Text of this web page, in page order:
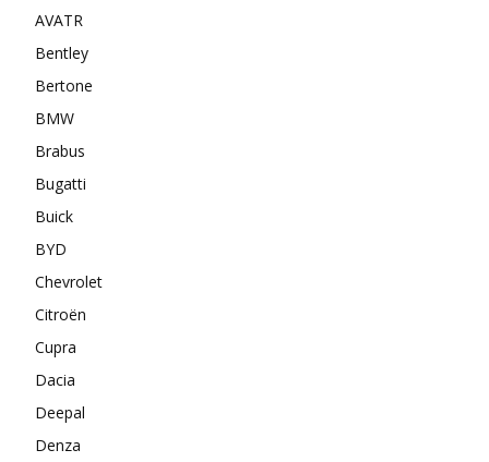
AVATR
Bentley
Bertone
BMW
Brabus
Bugatti
Buick
BYD
Chevrolet
Citroën
Cupra
Dacia
Deepal
Denza